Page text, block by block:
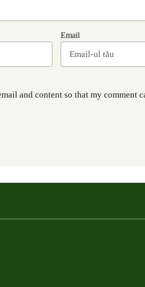
Email
and content so that my comment